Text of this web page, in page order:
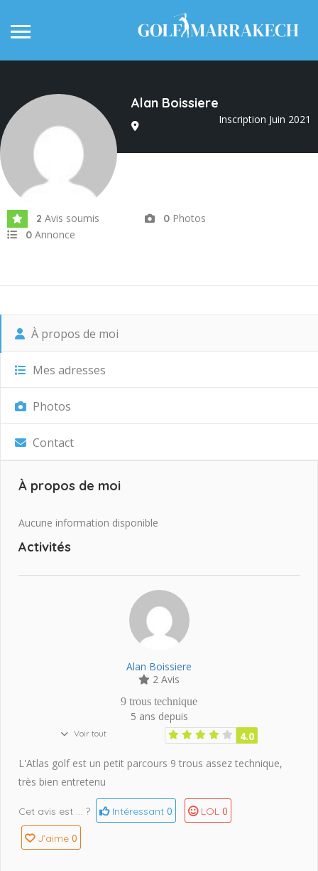
Alan Boissiere
Inscription Juin 2021
2 Avis soumis 0 Photos
0 Annonce
À propos de moi
Mes adresses
Photos
Contact
À propos de moi
Aucune information disponible
Activités
Alan Boissiere
2 Avis
9 trous technique
5 ans depuis
Voir tout 4.0
L'Atlas golf est un petit parcours 9 trous assez technique,
très bien entretenu
Cet avis est … ? Intéressant 0 LOL 0
J’aime 0